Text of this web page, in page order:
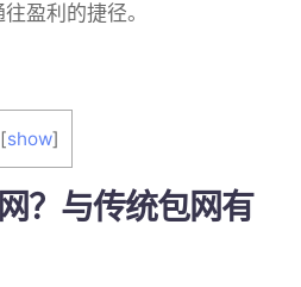
盈利的捷径。
[show]
？与传统包网有